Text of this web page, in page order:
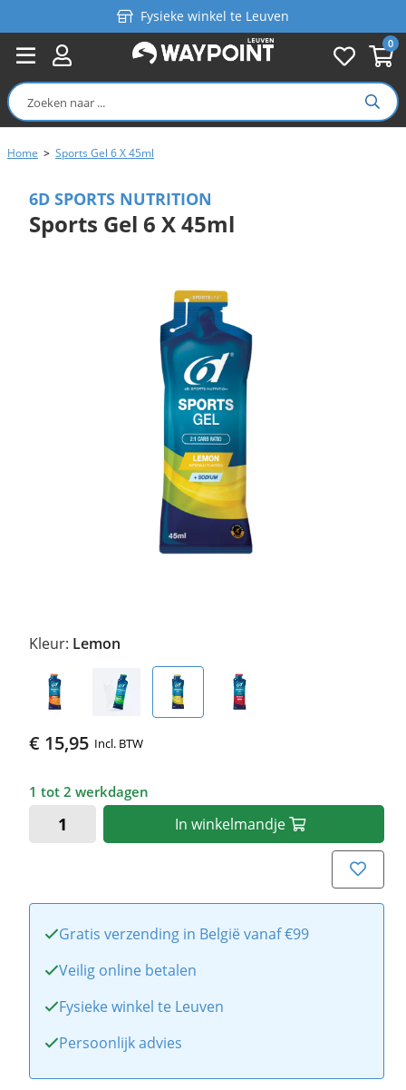
0
Fysieke winkel te Leuven
Persoonlijk advies
Gratis verzending in België vanaf €99
Home > Sports Gel 6 X 45ml
6D SPORTS NUTRITION
Sports Gel 6 X 45ml
Kleur: Lemon
€ 15,95 Incl. BTW
1 tot 2 werkdagen
In winkelmandje
Gratis verzending in België vanaf €99
Veilig online betalen
Fysieke winkel te Leuven
Persoonlijk advies